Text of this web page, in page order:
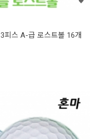
피스 A-급 로스트볼 16개